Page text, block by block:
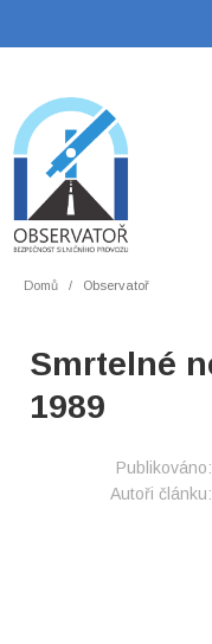
Domů Observatoř
Smrtelné
1989
Publikováno:
Autoři článku: